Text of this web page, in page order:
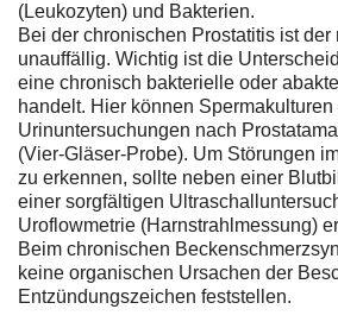
(Leukozyten) und Bakterien.
Bei der chronischen Prostatitis ist der
unauffällig. Wichtig ist die
eine chronisch bakterielle oder
handelt. Hier können Spermakulturen
Urinuntersuchungen nach
(Vier-Gläser-Probe). Um Störungen
zu erkennen, sollte neben einer
einer sorgfältigen
Uroflowmetrie (Harnstrahlmessung)
Beim chronischen
keine organischen Ursachen der
Entzündungszeichen feststellen.